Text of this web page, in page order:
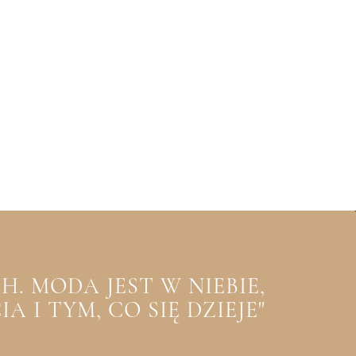
MODA JEST W NIEBIE,
I TYM, CO SIĘ DZIEJE"